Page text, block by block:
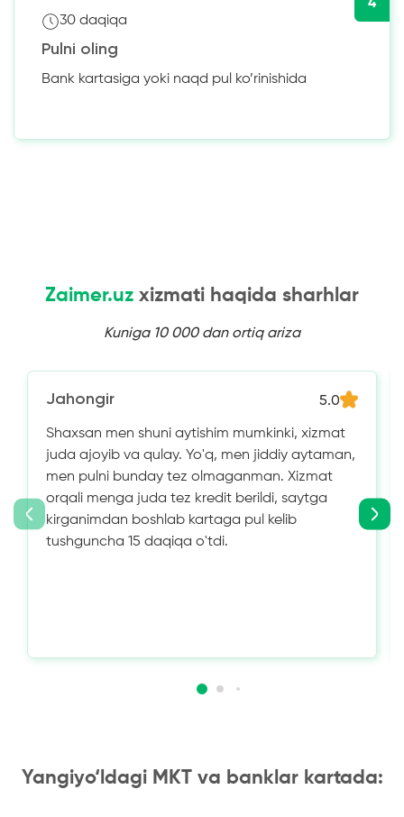
4
30 daqiqa
Pulni oling
Bank kartasiga yoki naqd pul ko’rinishida
Zaimer.uz xizmati haqida sharhlar
Kuniga 10 000 dan ortiq ariza
Jahongir 5.0
Shaxsan men shuni aytishim mumkinki, xizmat
juda ajoyib va ​​qulay. Yo'q, men jiddiy aytaman,
men pulni bunday tez olmaganman. Xizmat
orqali menga juda tez kredit berildi, saytga
kirganimdan boshlab kartaga pul kelib
tushguncha 15 daqiqa o'tdi.
Yangiyo‘ldagi MKT va banklar kartada: